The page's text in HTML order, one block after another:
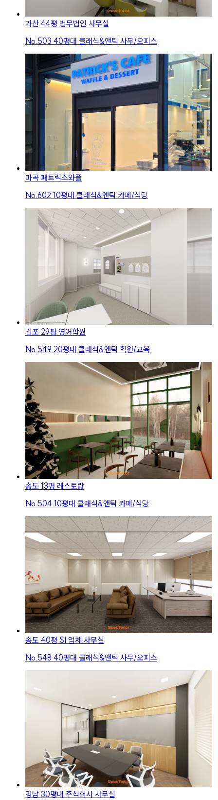
가산 44평 법무법인 사무실
No.503 40평대 클래식&앤틱 사무/오피스
마곡 패트릭스와플
No.602 10평대 클래식&앤틱 카페/식당
김포 29평 영어학원
No.549 20평대 클래식&앤틱 학원/교육
송도 13평 레스토랑
No.504 10평대 클래식&앤틱 카페/식당
송도 40평 SI 업체 사무실
No.548 40평대 클래식&앤틱 사무/오피스
강남 30평대 주식회사 사무실